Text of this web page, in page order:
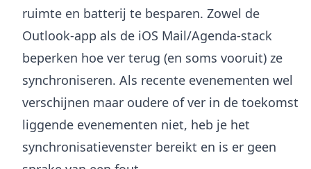
ruimte en batterij te besparen. Zowel de
Outlook-app als de iOS Mail/Agenda-stack
beperken hoe ver terug (en soms vooruit) ze
synchroniseren. Als recente evenementen wel
verschijnen maar oudere of ver in de toekomst
liggende evenementen niet, heb je het
synchronisatievenster bereikt en is er geen